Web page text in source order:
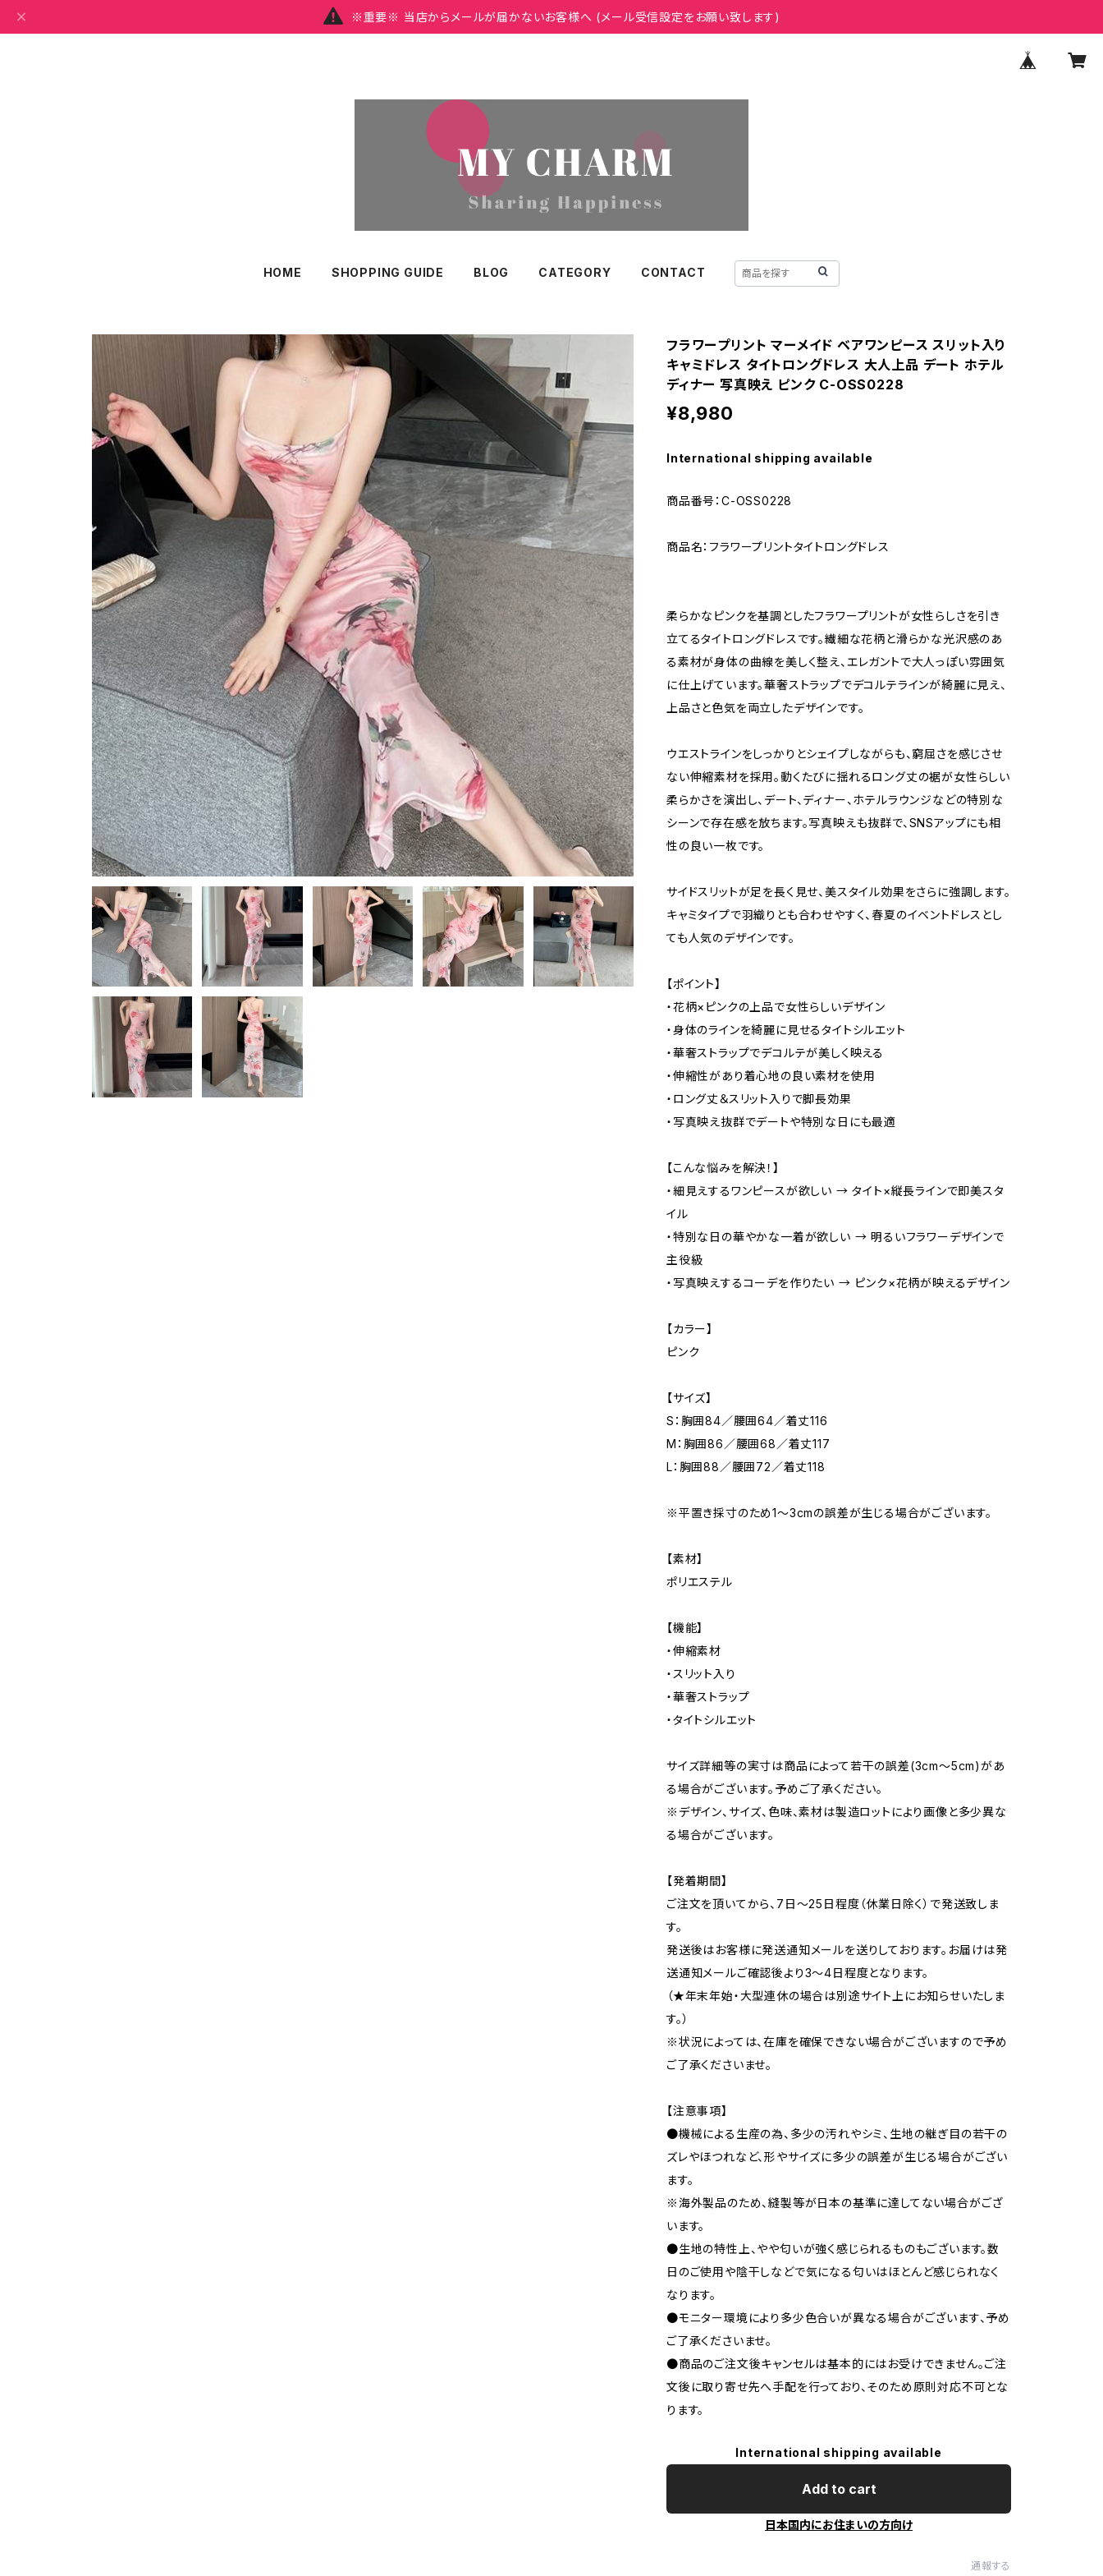
※重要※ 当店からメールが届かないお客様へ (メール受信設定をお願い致します)
HOME SHOPPING GUIDE BLOG CATEGORY CONTACT
フラワープリント マーメイド ベアワンピース スリット入り
キャミドレス タイトロングドレス 大人上品 デート ホテル
ディナー 写真映え ピンク C-OSS0228
¥8,980
International shipping available
商品番号：C-OSS0228
商品名：フラワープリントタイトロングドレス
柔らかなピンクを基調としたフラワープリントが女性らしさを引き
立てるタイトロングドレスです。繊細な花柄と滑らかな光沢感のあ
る素材が身体の曲線を美しく整え、エレガントで大人っぽい雰囲気
に仕上げています。華奢ストラップでデコルテラインが綺麗に見え、
上品さと色気を両立したデザインです。
ウエストラインをしっかりとシェイプしながらも、窮屈さを感じさせ
ない伸縮素材を採用。動くたびに揺れるロング丈の裾が女性らしい
柔らかさを演出し、デート、ディナー、ホテルラウンジなどの特別な
シーンで存在感を放ちます。写真映えも抜群で、SNSアップにも相
性の良い一枚です。
サイドスリットが足を長く見せ、美スタイル効果をさらに強調します。
キャミタイプで羽織りとも合わせやすく、春夏のイベントドレスとし
ても人気のデザインです。
【ポイント】
・花柄×ピンクの上品で女性らしいデザイン
・身体のラインを綺麗に見せるタイトシルエット
・華奢ストラップでデコルテが美しく映える
・伸縮性があり着心地の良い素材を使用
・ロング丈＆スリット入りで脚長効果
・写真映え抜群でデートや特別な日にも最適
【こんな悩みを解決！】
・細見えするワンピースが欲しい → タイト×縦長ラインで即美スタ
イル
・特別な日の華やかな一着が欲しい → 明るいフラワーデザインで
主役級
・写真映えするコーデを作りたい → ピンク×花柄が映えるデザイン
【カラー】
ピンク
【サイズ】
S：胸囲84／腰囲64／着丈116
M：胸囲86／腰囲68／着丈117
L：胸囲88／腰囲72／着丈118
※平置き採寸のため1〜3cmの誤差が生じる場合がございます。
【素材】
ポリエステル
【機能】
・伸縮素材
・スリット入り
・華奢ストラップ
・タイトシルエット
サイズ詳細等の実寸は商品によって若干の誤差(3cm～5cm)があ
る場合がございます。予めご了承ください。
※デザイン、サイズ、色味、素材は製造ロットにより画像と多少異な
る場合がございます。
【発着期間】
ご注文を頂いてから、7日～25日程度（休業日除く）で発送致しま
す。
発送後はお客様に発送通知メールを送りしております。お届けは発
送通知メールご確認後より3～4日程度となります。
（★年末年始・大型連休の場合は別途サイト上にお知らせいたしま
す。）
※状況によっては、在庫を確保できない場合がございますので予め
ご了承くださいませ。
【注意事項】
●機械による生産の為、多少の汚れやシミ、生地の継ぎ目の若干の
ズレやほつれなど、形やサイズに多少の誤差が生じる場合がござい
ます。
※海外製品のため、縫製等が日本の基準に達してない場合がござ
います。
●生地の特性上、やや匂いが強く感じられるものもございます。数
日のご使用や陰干しなどで気になる匂いはほとんど感じられなく
なります。
●モニター環境により多少色合いが異なる場合がございます、予め
ご了承くださいませ。
●商品のご注文後キャンセルは基本的にはお受けできません。ご注
文後に取り寄せ先へ手配を行っており、そのため原則対応不可とな
ります。
International shipping available
Add to cart
日本国内にお住まいの方向け
通報する